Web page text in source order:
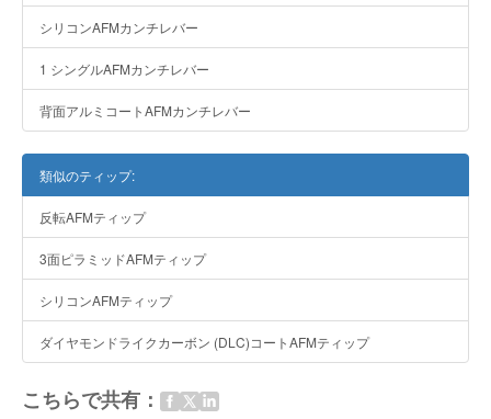
シリコンAFMカンチレバー
1 シングルAFMカンチレバー
背面アルミコートAFMカンチレバー
類似のティップ:
反転AFMティップ
3面ピラミッドAFMティップ
シリコンAFMティップ
ダイヤモンドライクカーボン (DLC)コートAFMティップ
こちらで共有：